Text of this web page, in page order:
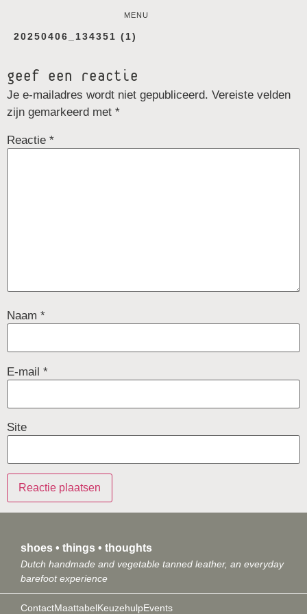
MENU
20250406_134351 (1)
geef een reactie
Je e-mailadres wordt niet gepubliceerd. Vereiste velden
zijn gemarkeerd met *
Reactie *
Naam *
E-mail *
Site
shoes • things • thoughts
Dutch handmade and vegetable tanned leather, an everyday
barefoot experience
ContactMaattabelKeuzehulpEvents